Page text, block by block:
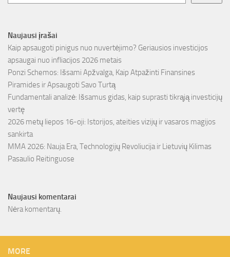
Naujausi įrašai
Kaip apsaugoti pinigus nuo nuvertėjimo? Geriausios investicijos
apsaugai nuo infliacijos 2026 metais
Ponzi Schemos: Išsami Apžvalga, Kaip Atpažinti Finansines
Piramides ir Apsaugoti Savo Turtą
Fundamentali analizė: Išsamus gidas, kaip suprasti tikrąją investicijų
vertę
2026 metų liepos 16-oji: Istorijos, ateities vizijų ir vasaros magijos
sankirta
MMA 2026: Nauja Era, Technologijų Revoliucija ir Lietuvių Kilimas
Pasaulio Reitinguose
Naujausi komentarai
Nėra komentarų.
MORE